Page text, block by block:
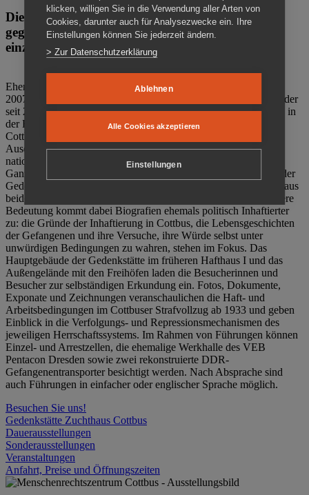
Die Gedenkstätte Zuchthaus Cottbus ist ein Ort
gegen das Vergessen. Anschaulich, nah und
einzigartig.
Ehemalige politische Häftlinge der DDR gründeten im Oktober
2007 den Verein Menschenrechtszentrum Cottbus e. V. (MRZ), der
seit 2011 Eigentümer des ehemaligen Gefängnisses (1860-2002) in
der Bautzener Straße und Träger der Gedenkstätte Zuchthaus
Cottbus ist. Im Zentrum der Arbeit der Gedenkstätte steht die
Auseinandersetzung mit politischem Unrecht während der
nationalsozialistischen Terrorherrschaft und der SED-Diktatur.
Ganzjährig zeigen mehrere Dauer- und Sonderausstellungen in der
Gedenkstätte Zuchthaus Cottbus Beispiele politischen Unrechts aus
beiden deutschen Diktaturen des 20. Jahrhunderts. Eine besondere
Bedeutung kommt dabei Biografien ehemals politisch Inhaftierter
zu: die Gründe der Inhaftierung in Cottbus, die Lebensgeschichten
der Gefangenen und ihre Versuche, ihre Würde selbst unter
unwürdigen Bedingungen zu wahren, stehen im Fokus. Das
Hauptgebäude der Gedenkstätte im früheren Hafthaus I und das
Außengelände mit den Freihöfen laden die Besucherinnen und
Besucher zur selbständigen Erkundung ein. Fotos, Dokumente,
Exponate und Zeichnungen veranschaulichen die Haft- und
Arbeitsbedingungen im Cottbuser Strafvollzug ab 1933 und geben
Einblick in die Verfolgungs- und Repressionsmechanismen des
jeweiligen Herrschaftssystems. Im Rahmen von Führungen können
Einzel- und Arrestzellen, die ehemalige Werkhalle des VEB
Pentacon Dresden sowie zwei rekonstruierte DDR-
Gefangenentransporter besichtigt werden. Nach Absprache sind
auch Führungen in einfacher oder englischer Sprache möglich.
Besuchen Sie uns!
Gedenkstätte Zuchthaus Cottbus
Dauerausstellungen
Sonderausstellungen
Veranstaltungen
Anfahrt, Preise und Öffnungszeiten
klicken, willigen Sie in die Verwendung aller Arten von
Cookies, darunter auch für Analysezwecke ein. Ihre
Einstellungen können Sie jederzeit ändern.
> Zur Datenschutzerklärung
Ablehnen
Alle Cookies akzeptieren
Einstellungen